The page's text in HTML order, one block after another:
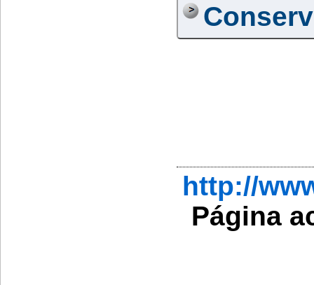
http://
Página